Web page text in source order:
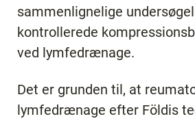
sammenlignelige
kontrollerede
ved lymfedrænage.
Det er grunden til, at
lymfedrænage efter Földis